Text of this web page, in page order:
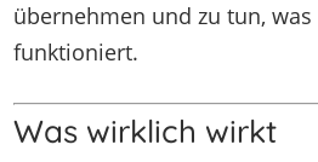
übernehmen und zu tun,
funktioniert.
Was wirklich wirkt